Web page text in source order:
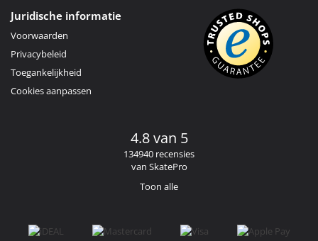
Juridische informatie
Voorwaarden
Privacybeleid
Toegankelijkheid
Cookies aanpassen
4.8 van 5
134940 recensies
van SkatePro
Toon alle